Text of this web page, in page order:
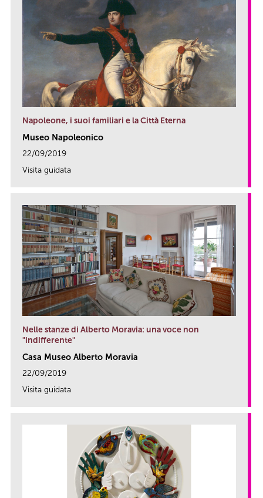
Napoleone, i suoi familiari e la Città Eterna
Museo Napoleonico
22/09/2019
Visita guidata
Nelle stanze di Alberto Moravia: una voce non
"indifferente"
Casa Museo Alberto Moravia
22/09/2019
Visita guidata